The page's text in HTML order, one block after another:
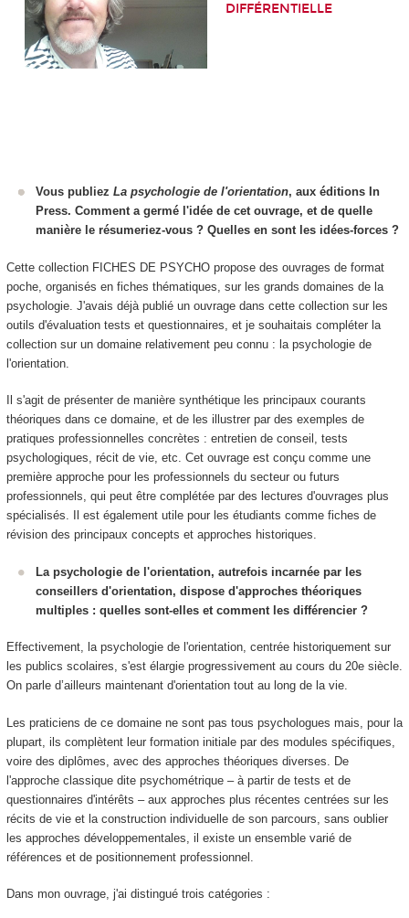
DIFFÉRENTIELLE
Vous publiez La psychologie de l'orientation, aux éditions In
Press. Comment a germé l'idée de cet ouvrage, et de quelle
manière le résumeriez-vous ? Quelles en sont les idées-forces ?
Cette collection FICHES DE PSYCHO propose des ouvrages de format
poche, organisés en fiches thématiques, sur les grands domaines de la
psychologie. J'avais déjà publié un ouvrage dans cette collection sur les
outils d'évaluation tests et questionnaires, et je souhaitais compléter la
collection sur un domaine relativement peu connu : la psychologie de
l'orientation.
Il s'agit de présenter de manière synthétique les principaux courants
théoriques dans ce domaine, et de les illustrer par des exemples de
pratiques professionnelles concrètes : entretien de conseil, tests
psychologiques, récit de vie, etc. Cet ouvrage est conçu comme une
première approche pour les professionnels du secteur ou futurs
professionnels, qui peut être complétée par des lectures d'ouvrages plus
spécialisés. Il est également utile pour les étudiants comme fiches de
révision des principaux concepts et approches historiques.
La psychologie de l'orientation, autrefois incarnée par les
conseillers d'orientation, dispose d'approches théoriques
multiples : quelles sont-elles et comment les différencier ?
Effectivement, la psychologie de l'orientation, centrée historiquement sur
les publics scolaires, s'est élargie progressivement au cours du 20e siècle.
On parle d’ailleurs maintenant d'orientation tout au long de la vie.
Les praticiens de ce domaine ne sont pas tous psychologues mais, pour la
plupart, ils complètent leur formation initiale par des modules spécifiques,
voire des diplômes, avec des approches théoriques diverses. De
l'approche classique dite psychométrique – à partir de tests et de
questionnaires d'intérêts – aux approches plus récentes centrées sur les
récits de vie et la construction individuelle de son parcours, sans oublier
les approches développementales, il existe un ensemble varié de
références et de positionnement professionnel.
Dans mon ouvrage, j'ai distingué trois catégories :